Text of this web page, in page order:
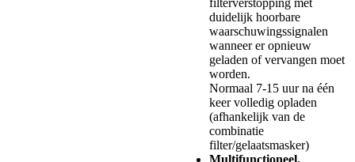
filterverstopping met
duidelijk hoorbare
waarschuwingssignalen
wanneer er opnieuw
geladen of vervangen moet
worden.
Normaal 7-15 uur na één
keer volledig opladen
(afhankelijk van de
combinatie
filter/gelaatsmasker)